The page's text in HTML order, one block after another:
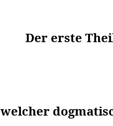
Der erste
welcher